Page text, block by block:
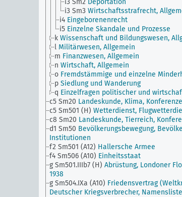
i3 Sm2 Deportation
i3 Sm3 Wirtschaftsstrafrecht,
i4 Eingeborenenrecht
i5 Einzelne Skandale und Prozesse
k Wissenschaft und Bildungswesen,
l Militärwesen, Allgemein
m Finanzwesen, Allgemein
n Wirtschaft, Allgemein
o Fremdstämmige und einzelne
p Siedlung und Wanderung
q Einzelfragen politischer und
c5 Sm20 Landeskunde, Klima,
c5 Sm501 (H) Wetterdienst,
c8 Sm20 Landeskunde, Tierreich,
d1 Sm50 Bevölkerungsbewegung,
Institutionen
f2 Sm501 (A12) Hallersche Armee
f4 Sm506 (A10) Einheitsstaat
g Sm501.IIIb7 (H) Abrüstung, Londoner
1938
g Sm504.IXa (A10) Friedensvertrag
Deutscher Kriegsverbrecher,